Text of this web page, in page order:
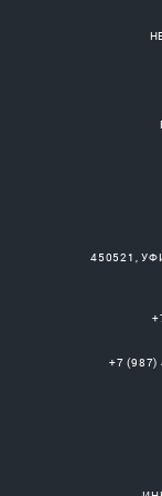
450521 ,
+7 (987)